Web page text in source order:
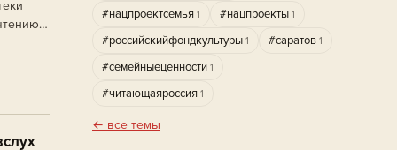
#нацпроектсемья 1 #нацпроекты 1
#российскийфондкультуры 1 #саратов 1
#семейныеценности 1
#читающаяроссия 1
← все темы